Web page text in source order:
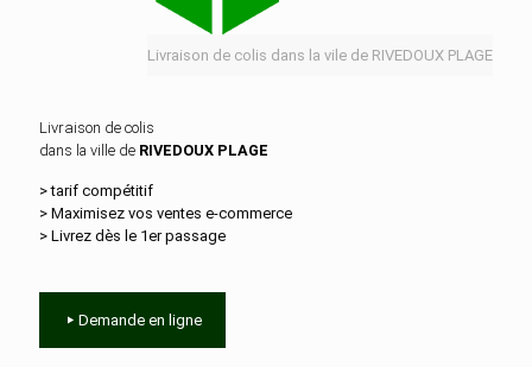
Livraison de colis dans la vile de RIVEDOUX PLAGE
Livraison de colis
dans la ville de RIVEDOUX PLAGE
> tarif compétitif
> Maximisez vos ventes e‑commerce
> Livrez dès le 1er passage
Demande en ligne